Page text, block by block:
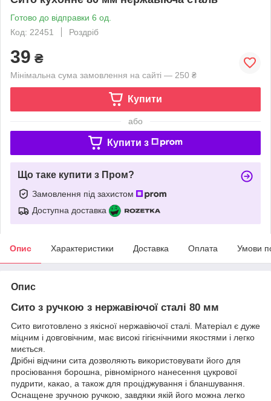
Готово до відправки 6 од.
Код: 22451
Роздріб
39 ₴
Мінімальна сума замовлення на сайті — 250 ₴
Купити
або
Купити з
Що таке купити з Пром?
Замовлення під захистом
Доступна доставка
Опис Характеристики Доставка Оплата Умови
Опис
Сито з ручкою з нержавіючої сталі 80 мм
Сито виготовлено з якісної нержавіючої сталі. Матеріал є дуже
міцним і довговічним, має високі гігієнічними якостями і легко
миється.
Дрібні відчини сита дозволяють використовувати його для
просіювання борошна, рівномірного нанесення цукрової
пудрити, какао, а також для проціджування і бланшування.
Оснащене зручною ручкою, завдяки якій його можна легко